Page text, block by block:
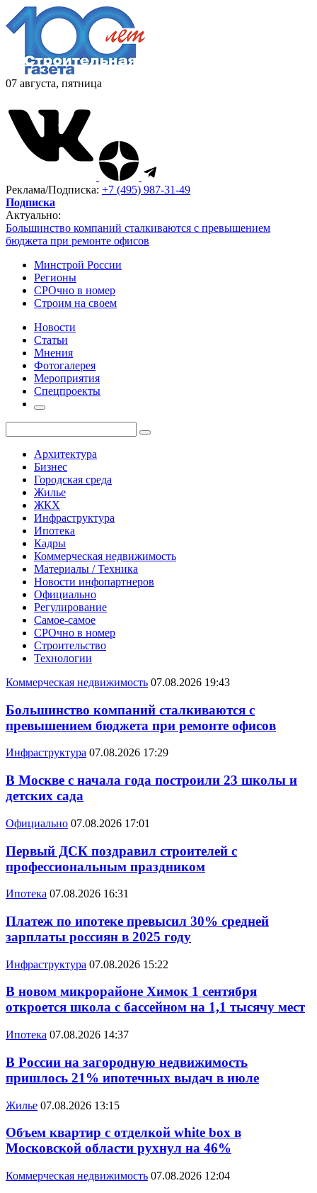
07 августа, пятница
Реклама/Подписка: +7 (495) 987-31-49
Подписка
Актуально:
Большинство компаний сталкиваются с превышением
бюджета при ремонте офисов
Минстрой России
Регионы
СРОчно в номер
Строим на своем
Новости
Статьи
Мнения
Фотогалерея
Мероприятия
Спецпроекты
Архитектура
Бизнес
Городская среда
Жилье
ЖКХ
Инфраструктура
Ипотека
Кадры
Коммерческая недвижимость
Материалы / Техника
Новости инфопартнеров
Официально
Регулирование
Самое-самое
СРОчно в номер
Строительство
Технологии
Коммерческая недвижимость 07.08.2026 19:43
Большинство компаний сталкиваются с
превышением бюджета при ремонте офисов
Инфраструктура 07.08.2026 17:29
В Москве с начала года построили 23 школы и
детских сада
Официально 07.08.2026 17:01
Первый ДСК поздравил строителей с
профессиональным праздником
Ипотека 07.08.2026 16:31
Платеж по ипотеке превысил 30% средней
зарплаты россиян в 2025 году
Инфраструктура 07.08.2026 15:22
В новом микрорайоне Химок 1 сентября
откроется школа с бассейном на 1,1 тысячу мест
Ипотека 07.08.2026 14:37
В России на загородную недвижимость
пришлось 21% ипотечных выдач в июле
Жилье 07.08.2026 13:15
Объем квартир с отделкой white box в
Московской области рухнул на 46%
Коммерческая недвижимость 07.08.2026 12:04